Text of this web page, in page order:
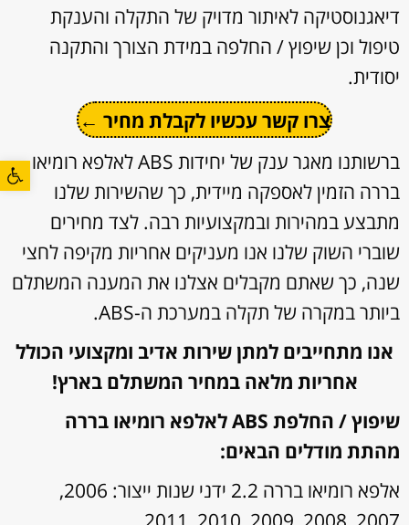
פתח
דיאגנוסטיקה לאיתור מדויק של התקלה והענקת
טיפול וכן שיפוץ / החלפה במידת הצורך והתקנה
יסודית.
צרו קשר עכשיו לקבלת מחיר ←
ברשותנו מאגר ענק של יחידות ABS לאלפא רומיאו
בררה הזמין לאספקה מיידית, כך שהשירות שלנו
מתבצע במהירות ובמקצועיות רבה. לצד מחירים
שוברי השוק שלנו אנו מעניקים אחריות מקיפה לחצי
שנה, כך שאתם מקבלים אצלנו את המענה המשתלם
ביותר במקרה של תקלה במערכת ה-ABS.
אנו מתחייבים למתן שירות אדיב ומקצועי הכולל
אחריות מלאה במחיר המשתלם בארץ!
שיפוץ / החלפת ABS לאלפא רומיאו בררה
מהתת מודלים הבאים:
אלפא רומיאו בררה 2.2 ידני שנות ייצור: 2006,